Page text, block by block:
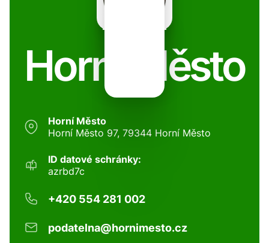
Horní Město
Horní Město
Horní Město 97, 79344 Horní Město
ID datové schránky:
azrbd7c
+420 554 281 002
podatelna@hornimesto.cz